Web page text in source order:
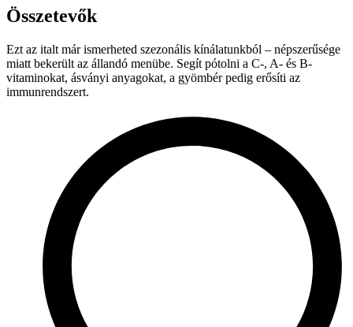
Összetevők
Ezt az italt már ismerheted szezonális kínálatunkból – népszerűsége
miatt bekerült az állandó menübe. Segít pótolni a C-, A- és B-
vitaminokat, ásványi anyagokat, a gyömbér pedig erősíti az
immunrendszert.